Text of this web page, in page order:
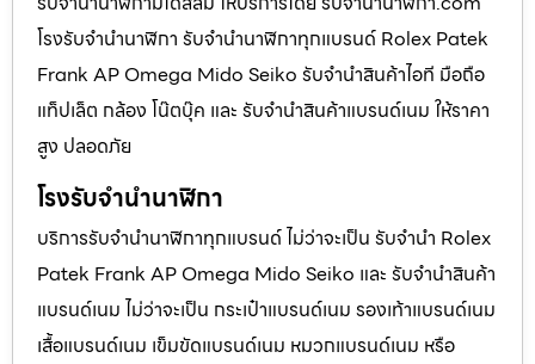
โรงรับจำนำนาฬิกา รับจำนำนาฬิกาทุกแบรนด์ Rolex Patek
Frank AP Omega Mido Seiko รับจำนำสินค้าไอที มือถือ
แท็ปเล็ต กล้อง โน๊ตบุ๊ค และ รับจำนำสินค้าแบรนด์เนม ให้ราคา
สูง ปลอดภัย
โรงรับจำนำนาฬิกา
บริการรับจำนำนาฬิกาทุกแบรนด์ ไม่ว่าจะเป็น รับจำนำ Rolex
Patek Frank AP Omega Mido Seiko และ รับจำนำสินค้า
แบรนด์เนม ไม่ว่าจะเป็น กระเป๋าแบรนด์เนม รองเท้าแบรนด์เนม
เสื้อแบรนด์เนม เข็มขัดแบรนด์เนม หมวกแบรนด์เนม หรือ